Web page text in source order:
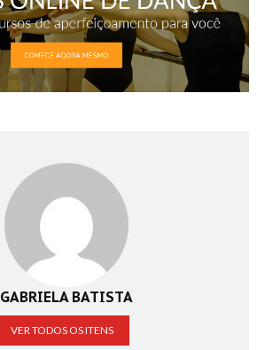
GABRIELA BATISTA
VER TODOS OS ITENS